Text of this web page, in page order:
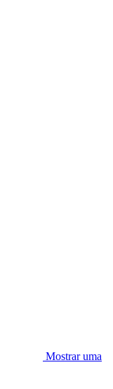
Mostrar uma